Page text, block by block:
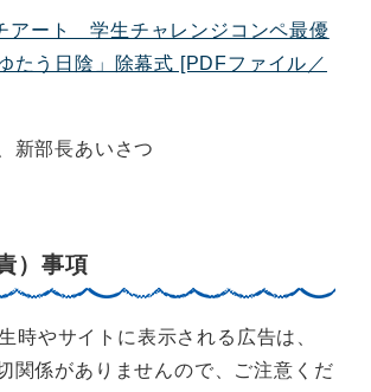
アート 学生チャレンジコンペ最優
たう日陰」除幕式 [PDFファイル／
新部長あいさつ
）事項
時やサイトに表示される広告は、
関係がありませんので、ご注意くだ